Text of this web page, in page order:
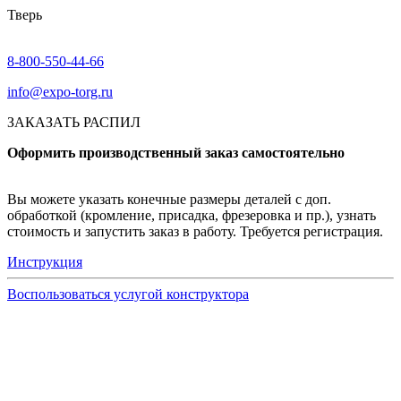
Тверь
8-800-550-44-66
info@expo-torg.ru
ЗАКАЗАТЬ РАСПИЛ
Оформить производственный заказ самостоятельно
Вы можете указать конечные размеры деталей с доп.
обработкой (кромление, присадка, фрезеровка и пр.), узнать
стоимость и запустить заказ в работу. Требуется регистрация.
Инструкция
Воспользоваться услугой конструктора